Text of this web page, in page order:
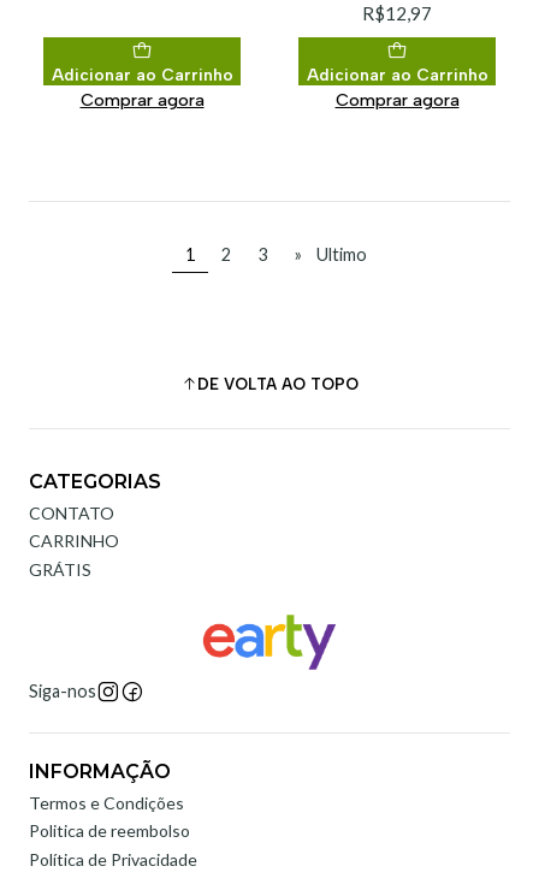
Adicionar ao Carrinho
Comprar agora
R$12,97
Adicionar ao Carrinho
Comprar agora
1 2 3 » Ultimo
DE VOLTA AO TOPO
CATEGORIAS
CONTATO
CARRINHO
GRÁTIS
Siga-nos
INFORMAÇÃO
Termos e Condições
Politica de reembolso
Política de Privacidade